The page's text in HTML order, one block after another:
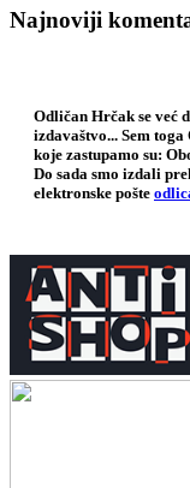
Najnoviji
Odličan Hrčak se već
izdavaštvo... Sem
koje zastupamo su:
Do sada smo izdali
elektronske pošte